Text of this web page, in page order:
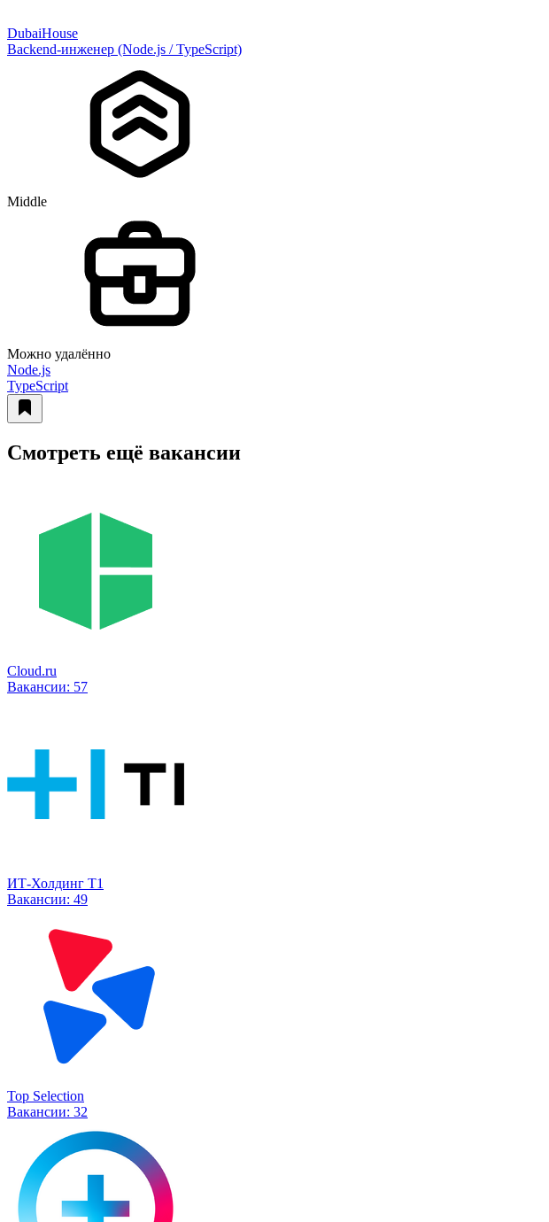
DubaiHouse
Backend-инженер (Node.js / TypeScript)
Middle
Можно удалённо
Node.js
TypeScript
Смотреть ещё вакансии
Cloud.ru
Вакансии: 57
ИТ-Холдинг Т1
Вакансии: 49
Top Selection
Вакансии: 32